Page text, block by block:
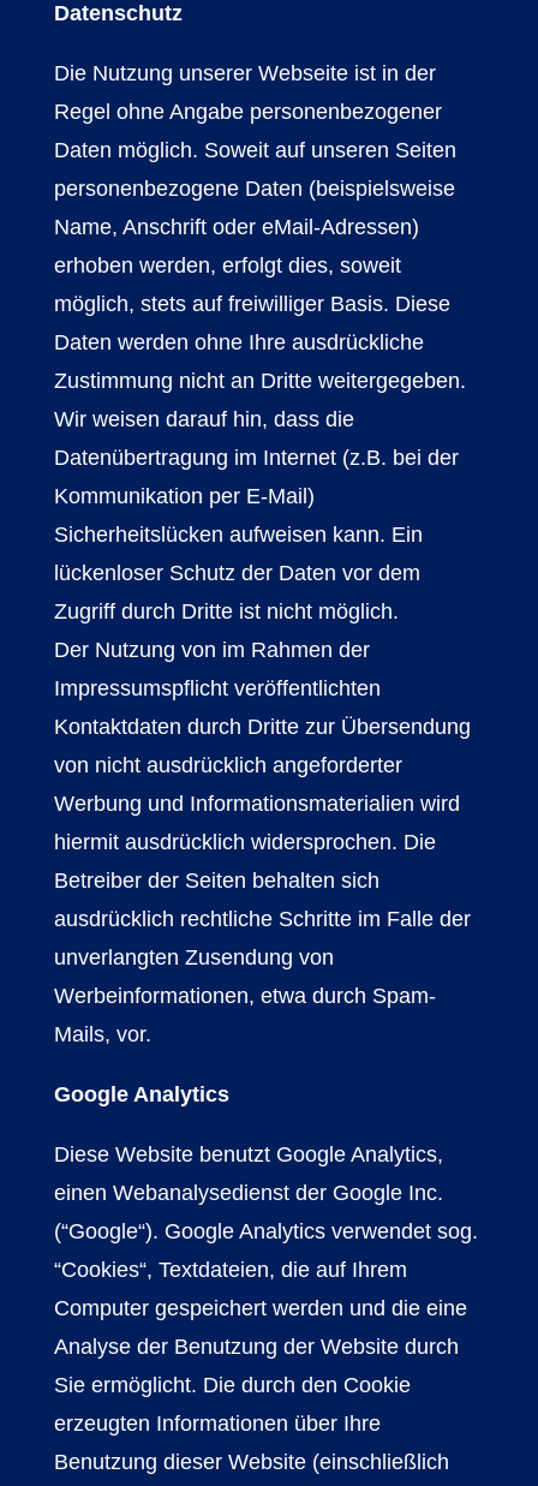
Datenschutz
Die Nutzung unserer Webseite ist in der
Regel ohne Angabe personenbezogener
Daten möglich. Soweit auf unseren Seiten
personenbezogene Daten (beispielsweise
Name, Anschrift oder eMail-Adressen)
erhoben werden, erfolgt dies, soweit
möglich, stets auf freiwilliger Basis. Diese
Daten werden ohne Ihre ausdrückliche
Zustimmung nicht an Dritte weitergegeben.
Wir weisen darauf hin, dass die
Datenübertragung im Internet (z.B. bei der
Kommunikation per E-Mail)
Sicherheitslücken aufweisen kann. Ein
lückenloser Schutz der Daten vor dem
Zugriff durch Dritte ist nicht möglich.
Der Nutzung von im Rahmen der
Impressumspflicht veröffentlichten
Kontaktdaten durch Dritte zur Übersendung
von nicht ausdrücklich angeforderter
Werbung und Informationsmaterialien wird
hiermit ausdrücklich widersprochen. Die
Betreiber der Seiten behalten sich
ausdrücklich rechtliche Schritte im Falle der
unverlangten Zusendung von
Werbeinformationen, etwa durch Spam-
Mails, vor.
Google Analytics
Diese Website benutzt Google Analytics,
einen Webanalysedienst der Google Inc.
(“Google“). Google Analytics verwendet sog.
“Cookies“, Textdateien, die auf Ihrem
Computer gespeichert werden und die eine
Analyse der Benutzung der Website durch
Sie ermöglicht. Die durch den Cookie
erzeugten Informationen über Ihre
Benutzung dieser Website (einschließlich